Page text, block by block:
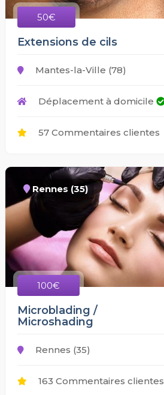
50€
Extensions de cils
Mantes-la-Ville (78)
Déplacement à domicile
57 Commentaires clientes
Rennes (35)
100€
Microblading /
Microshading
Rennes (35)
163 Commentaires clientes